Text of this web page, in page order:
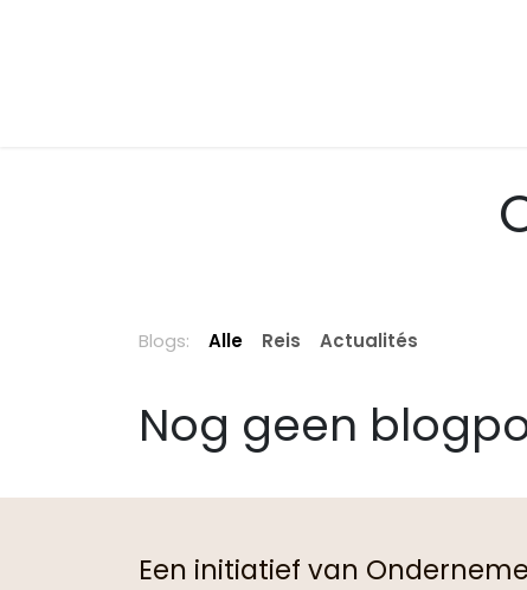
Blogs: Alle Reis Actualités
Nog geen
Een initiatief van